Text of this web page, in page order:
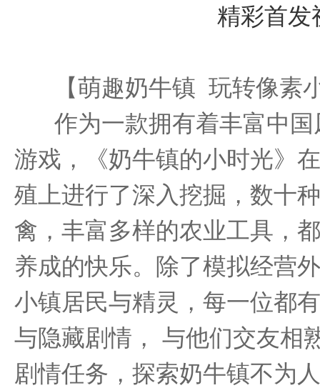
精彩首发
【萌趣奶牛镇 玩转像素
作为一款拥有着丰富中
游戏，《奶牛镇的小时光》
殖上进行了深入挖掘，数十
禽，丰富多样的农业工具，
养成的快乐。除了模拟经营
小镇居民与精灵，每一位都
与隐藏剧情， 与他们交友相
剧情任务，探索奶牛镇不为